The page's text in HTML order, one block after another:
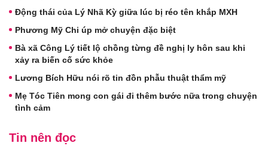
Động thái của Lý Nhã Kỳ giữa lúc bị réo tên khắp MXH
Phương Mỹ Chi úp mở chuyện đặc biệt
Bà xã Công Lý tiết lộ chồng từng đề nghị ly hôn sau khi
xảy ra biến cố sức khỏe
Lương Bích Hữu nói rõ tin đồn phẫu thuật thẩm mỹ
Mẹ Tóc Tiên mong con gái đi thêm bước nữa trong chuyện
tình cảm
Tin nên đọc